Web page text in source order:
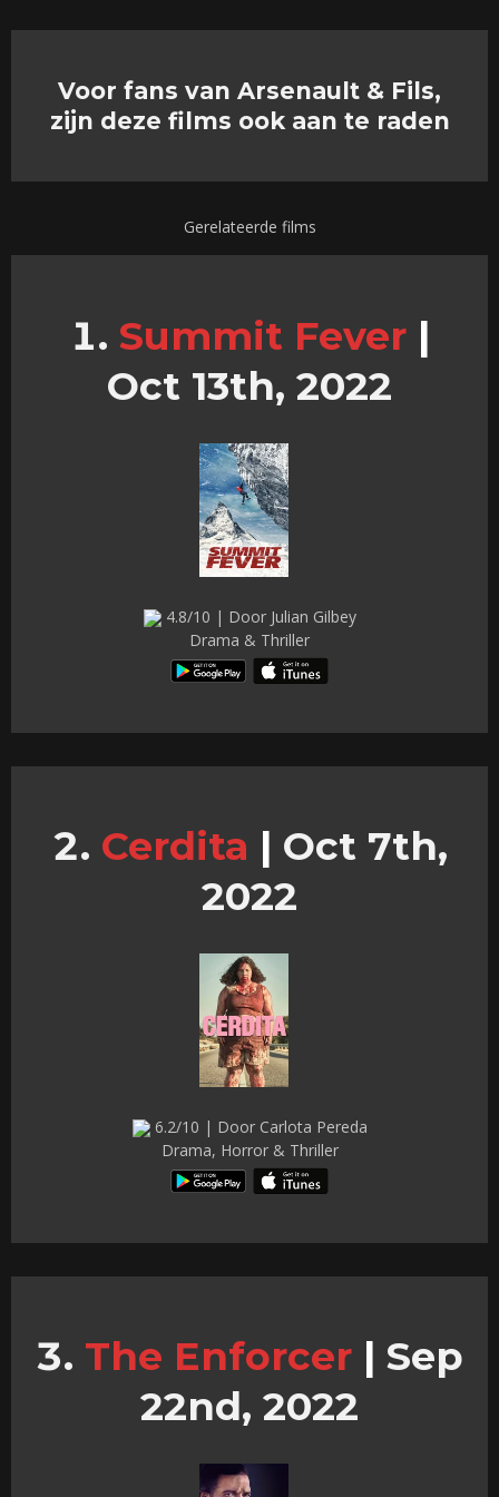
Voor fans van Arsenault & Fils,
zijn deze films ook aan te raden
Gerelateerde films
Summit Fever |
Oct 13th, 2022
4.8/10 | Door Julian Gilbey
Drama & Thriller
Cerdita | Oct 7th,
2022
6.2/10 | Door Carlota Pereda
Drama, Horror & Thriller
The Enforcer | Sep
22nd, 2022